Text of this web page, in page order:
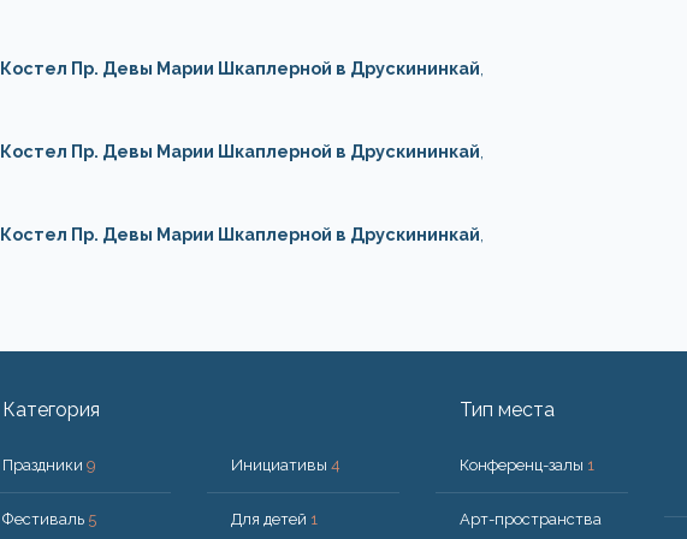
Костел Пр. Девы Марии Шкаплерной в Друскининкай,
Костел Пр. Девы Марии Шкаплерной в Друскининкай,
Костел Пр. Девы Марии Шкаплерной в Друскининкай,
Категория
Праздники 9
Фестиваль 5
Инициативы 4
Для детей 1
Тип места
Конференц-залы 1
Арт-пространства